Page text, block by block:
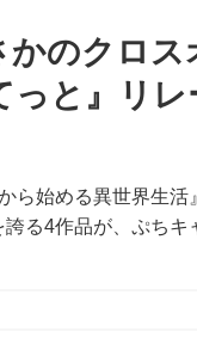
のクロス
っと』リ
ら始める異世界生
る4作品が、ぷち